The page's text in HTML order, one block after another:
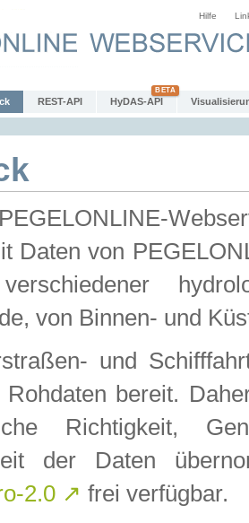
Hilfe
REST-API HyDAS-API
Daten von
von Binnen- und
und
Rohdaten bereit.
Richtigkeit,
der Daten
2.0 ↗ frei verfügbar.